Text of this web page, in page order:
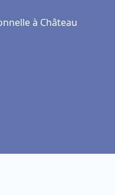
à Château